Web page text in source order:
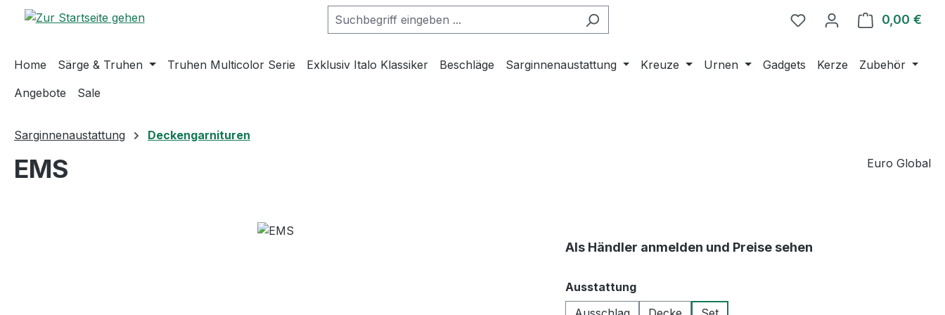
Hauptinhalt springen
Zur Suche springen
Zur Hauptnavigation springen 0,00 €
Home Särge & Truhen Truhen Multicolor Serie Exklusiv Italo Klassiker Beschläge Sarginnenaustattung Kreuze Urnen Gadgets Kerze
Zubehör
Angebote
Sale
Sarginnenaustattung Deckengarnituren
EMS Euro Global
Als Händler anmelden und Preise sehen
Ausstattungauswählen